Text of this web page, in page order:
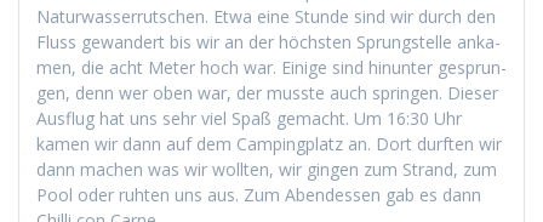
Natur­wasser­rutschen. Etwa eine Stunde sind wir durch den
Fluss gewan­dert bis wir an der höch­sten Sprung­stelle anka­
men, die acht Meter hoch war. Einige sind hin­unter gesprun­
gen, denn wer oben war, der musste auch sprin­gen. Dieser
Aus­flug hat uns sehr viel Spaß gemacht. Um 16:30 Uhr
kamen wir dann auf dem Camp­ing­platz an. Dort durften wir
dann machen was wir woll­ten, wir gin­gen zum Strand, zum
Pool oder ruht­en uns aus. Zum Aben­dessen gab es dann